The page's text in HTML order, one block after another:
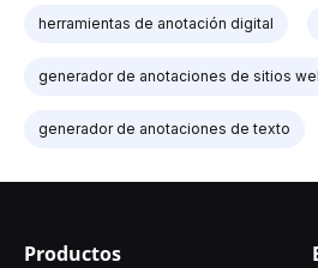
herramientas de anotación digital
generador de anotaciones de sitios
generador de anotaciones de texto
Productos